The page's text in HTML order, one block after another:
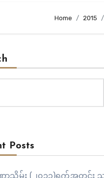
Home 2015
Posts
ာသိမ်း (၂၀၁၃)ရက်အတွင်း